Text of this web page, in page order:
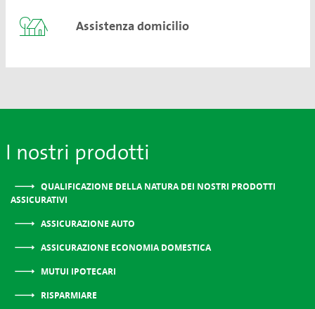
Assistenza domicilio
I nostri prodotti
QUALIFICAZIONE DELLA NATURA DEI NOSTRI PRODOTTI
ASSICURATIVI
ASSICURAZIONE AUTO
ASSICURAZIONE ECONOMIA DOMESTICA
MUTUI IPOTECARI
RISPARMIARE